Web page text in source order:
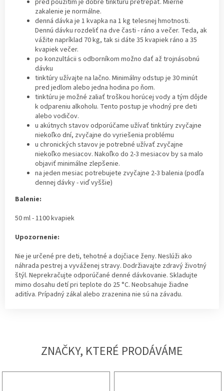
zakalenie je normálne.
denná dávka je 1 kvapka na 1 kg telesnej hmotnosti.
Dennú dávku rozdeliť na dve časti - ráno a večer. Teda, ak
vážite napríklad 70 kg, tak si dáte 35 kvapiek ráno a 35
kvapiek večer.
po konzultácii s odborníkom možno dať až trojnásobnú
dávku
tinktúry užívajte na lačno. Minimálny odstup je 30 minút
pred jedlom alebo jedna hodina po ňom.
tinktúru je možné zaliať troškou horúcej vody a tým dôjde
k odpareniu alkoholu. Tento postup je vhodný pre deti
alebo vodičov.
u akútnych stavov odporúčame užívať tinktúry zvyčajne
niekoľko dní, zvyčajne do vyriešenia problému
u chronických stavov je potrebné užívať zvyčajne
niekoľko mesiacov. Nakoľko do 2-3 mesiacov by sa malo
objaviť minimálne zlepšenie.
na jeden mesiac potrebujete zvyčajne 2-3 balenia (podľa
dennej dávky - viď vyššie)
Balenie:
50 ml - 1100 kvapiek
Upozornenie:
Nie je určené pre deti, tehotné a dojčiace ženy. Neslúži ako
náhrada pestrej a vyváženej stravy. Dodržiavajte zdravý životný
štýl. Neprekračujte odporúčané denné dávkovanie. Skladujte
mimo dosahu detí pri teplote do 25 °C. Neobsahuje žiadne
aditíva. Prípadný zákal alebo zrazenina nie sú na závadu.
ZNAČKY, KTERÉ PRODÁVÁME